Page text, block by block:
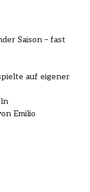
Saison – fast
auf eigener
Emilio